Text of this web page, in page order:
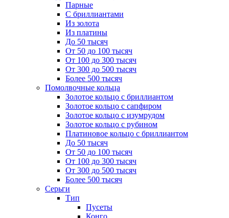
Парные
С бриллиантами
Из золота
Из платины
До 50 тысяч
От 50 до 100 тысяч
От 100 до 300 тысяч
От 300 до 500 тысяч
Более 500 тысяч
Помолвочные кольца
Золотое кольцо с бриллиантом
Золотое кольцо с сапфиром
Золотое кольцо с изумрудом
Золотое кольцо с рубином
Платиновое кольцо с бриллиантом
До 50 тысяч
От 50 до 100 тысяч
От 100 до 300 тысяч
От 300 до 500 тысяч
Более 500 тысяч
Серьги
Тип
Пусеты
Конго